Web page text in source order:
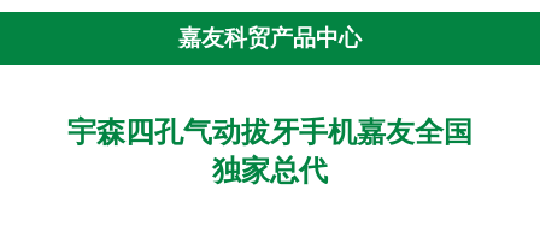
嘉友科贸产品中心
宇森四孔气动拔牙手机嘉友全国
独家总代